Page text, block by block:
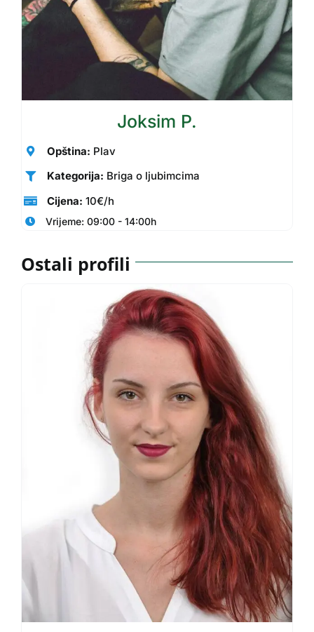
Joksim P.
Opština: Plav
Kategorija: Briga o ljubimcima
Cijena: 10€/h
Vrijeme: 09:00 - 14:00h
Ostali profili